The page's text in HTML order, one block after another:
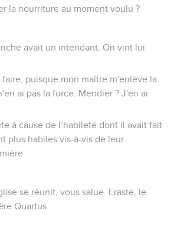
la nourriture au moment voulu ?
avait un intendant. On vint lui
faire, puisque mon maître m'enlève la
ai pas la force. Mendier ? J'en ai
à cause de l’habileté dont il avait fait
plus habiles vis-à-vis de leur
se réunit, vous salue. Eraste, le
Quartus.